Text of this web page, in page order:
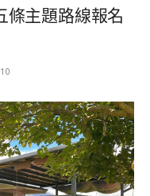
條主題路線報名